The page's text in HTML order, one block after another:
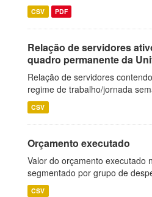
CSV PDF
Relação de servidores
quadro permanente da
Relação de servidores
regime de trabalho/jornada
CSV
Orçamento executado
Valor do orçamento executado
segmentado por grupo de
CSV